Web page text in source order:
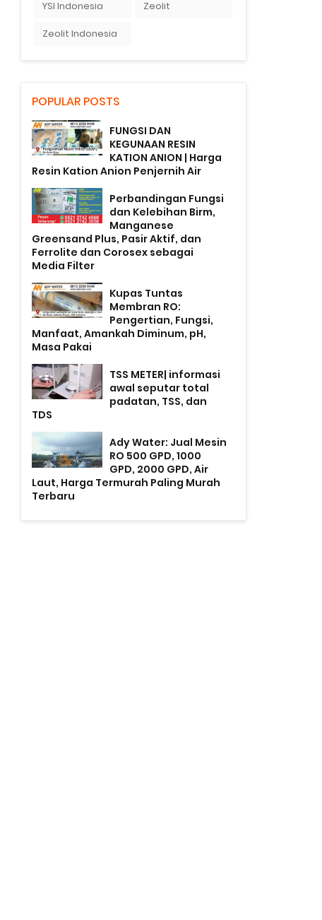
YSI Indonesia Zeolit
Zeolit Indonesia
POPULAR POSTS
FUNGSI DAN
KEGUNAAN RESIN
KATION ANION | Harga
Resin Kation Anion Penjernih Air
Perbandingan Fungsi
dan Kelebihan Birm,
Manganese
Greensand Plus, Pasir Aktif, dan
Ferrolite dan Corosex sebagai
Media Filter
Kupas Tuntas
Membran RO:
Pengertian, Fungsi,
Manfaat, Amankah Diminum, pH,
Masa Pakai
TSS METER| informasi
awal seputar total
padatan, TSS, dan
TDS
Ady Water: Jual Mesin
RO 500 GPD, 1000
GPD, 2000 GPD, Air
Laut, Harga Termurah Paling Murah
Terbaru